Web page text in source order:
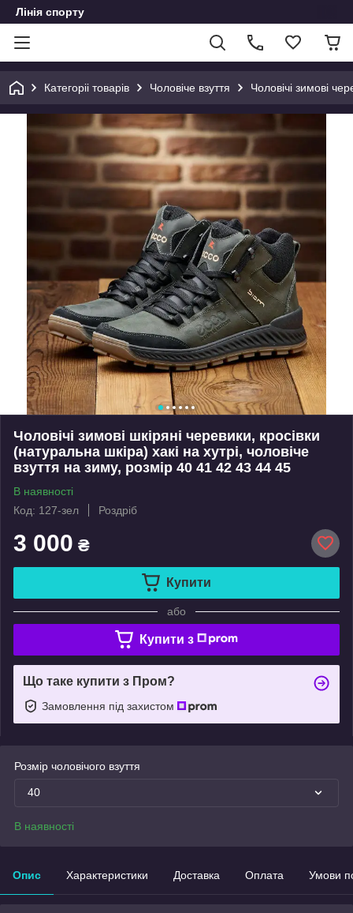
Лінія спорту
Категоріі товарів Чоловіче взуття Чоловічі зимові
Чоловічі зимові шкіряні черевики, кросівки
(натуральна шкіра) хакі на хутрі, чоловіче
взуття на зиму, розмір 40 41 42 43 44 45
В наявності
Код: 127-зел
Роздріб
3 000 ₴
Купити
або
Купити з
Що таке купити з Пром?
Замовлення під захистом
Розмір чоловічого взуття
40
В наявності
Опис Характеристики Доставка Оплата Умови